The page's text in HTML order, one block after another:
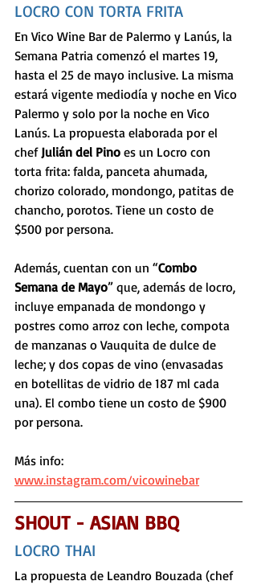
LOCRO CON TORTA FRITA
En Vico Wine Bar de Palermo y Lanús, la
Semana Patria comenzó el martes 19,
hasta el 25 de mayo inclusive. La misma
estará vigente mediodía y noche en Vico
Palermo y solo por la noche en Vico
Lanús. La propuesta elaborada por el
chef Julián del Pino es un Locro con
torta frita: falda, panceta ahumada,
chorizo colorado, mondongo, patitas de
chancho, porotos. Tiene un costo de
$500 por persona.
Además, cuentan con un “Combo
Semana de Mayo” que, además de locro,
incluye empanada de mondongo y
postres como arroz con leche, compota
de manzanas o Vauquita de dulce de
leche; y dos copas de vino (envasadas
en botellitas de vidrio de 187 ml cada
una). El combo tiene un costo de $900
por persona.
Más info:
www.instagram.com/vicowinebar
SHOUT - ASIAN BBQ
LOCRO THAI
La propuesta de Leandro Bouzada (chef